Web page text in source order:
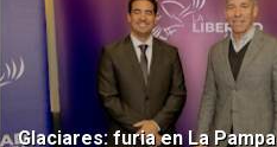
Glaciares: furia en La Pampa